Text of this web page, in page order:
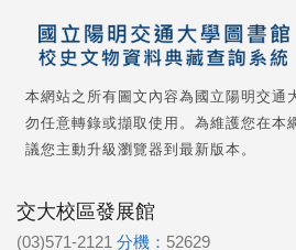
本網站之所有圖文內容為國立陽明交通
勿任意轉錄或擷取使用。為維護您在本
議您主動升級瀏覽器到最新版本。
交大校區發展館
(03)571-2121 分機： 52629